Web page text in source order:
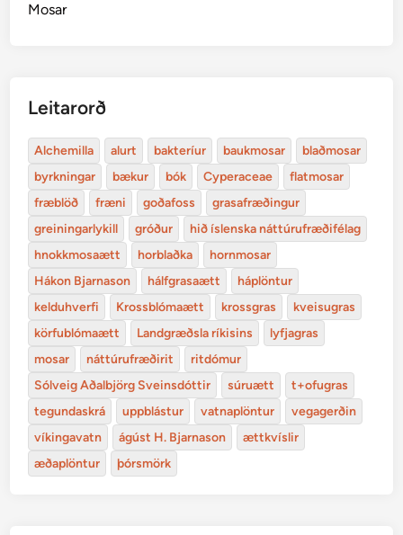
Mosar
Leitarorð
Alchemilla alurt bakteríur baukmosar
blaðmosar
byrkningar
bækur bók Cyperaceae
flatmosar
fræblöð
fræni goðafoss
grasafræðingur
greiningarlykill
gróður
hið íslenska náttúrufræðifélag
hnokkmosaætt
horblaðka
hornmosar
Hákon Bjarnason
hálfgrasaætt
háplöntur
kelduhverfi
Krossblómaætt krossgras
kveisugras
körfublómaætt
Landgræðsla ríkisins
lyfjagras
mosar
náttúrufræðirit
ritdómur
Sólveig Aðalbjörg Sveinsdóttir
súruætt
t+ofugras
tegundaskrá
uppblástur vatnaplöntur
vegagerðin
víkingavatn
ágúst H. Bjarnason
ættkvíslir
æðaplöntur
þórsmörk